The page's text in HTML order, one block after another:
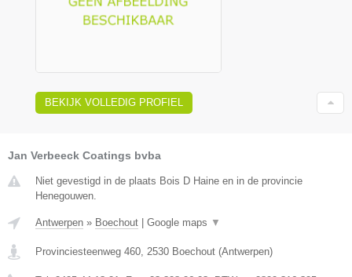
BEKIJK VOLLEDIG PROFIEL
Jan Verbeeck Coatings bvba
Niet gevestigd in de plaats Bois D Haine en in de provincie
Henegouwen.
Antwerpen » Boechout Google maps ▼
Provinciesteenweg 460 2530 Boechout (Antwerpen)